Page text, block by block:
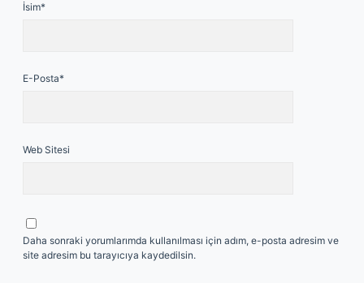
İsim*
E-Posta*
Web Sitesi
Daha sonraki yorumlarımda kullanılması için adım, e-posta adresim ve
site adresim bu tarayıcıya kaydedilsin.